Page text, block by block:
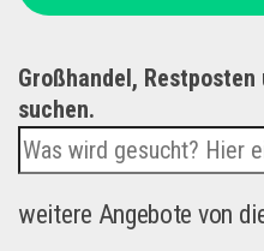
Großhandel,
suchen.
weitere Angebote von